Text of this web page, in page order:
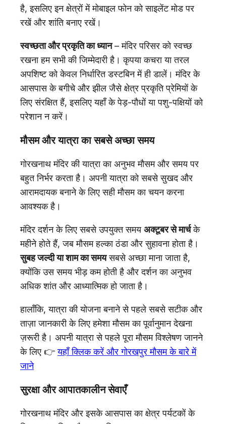
है, इसलिए इन क्षेत्रों में मोबाइल फोन को साइलेंट मोड पर
रखें और शांति बनाए रखें।
स्वच्छता और प्रकृति का ध्यान– मंदिर परिसर को स्वच्छ
रखना हम सभी की जिम्मेदारी है। कृपया कचरा या तरल
अपशिष्ट को केवल निर्धारित डस्टबिन में ही डालें। मंदिर के
आसपास के बगीचे और झील जैसे क्षेत्र प्रकृति प्रेमियों के
लिए संरक्षित हैं, इसलिए यहाँ के पेड़-पौधों या पशु-पक्षियों को
परेशान न करें।
मौसम और यात्रा का सबसे अच्छा समय
गोरखनाथ मंदिर की यात्रा का अनुभव मौसम और समय पर
बहुत निर्भर करता है। अपनी यात्रा को सबसे सुखद और
आरामदायक बनाने के लिए सही मौसम का चयन करना
आवश्यक है।
मंदिर दर्शन के लिए सबसे उपयुक्त समयअक्टूबर से मार्चके
महीने होते हैं, जब मौसम हल्का ठंडा और सुहावना होता है।
सुबह जल्दी या शाम का समयसबसे अच्छा माना जाता है,
क्योंकि उस समय भीड़ कम होती है और दर्शन का अनुभव
अधिक शांत और आध्यात्मिक हो जाता है।
हालाँकि, यात्रा की योजना बनाने से पहले सबसे सटीक और
ताज़ा जानकारी के लिए हमेशा मौसम का पूर्वानुमान देखना
ज़रूरी है। अपनी यात्रा से पहले पूरा मौसम विश्लेषण जानने
के लिए 👉यहाँ क्लिक करें और गोरखपुर मौसम के बारे में
जाने
सुरक्षा और आपातकालीन सेवाएँ
गोरखनाथ मंदिर और इसके आसपास का क्षेत्र पर्यटकों के